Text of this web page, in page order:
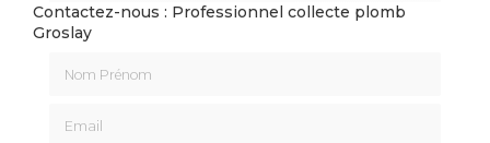
Contactez-nous : Professionnel collecte plomb
Groslay